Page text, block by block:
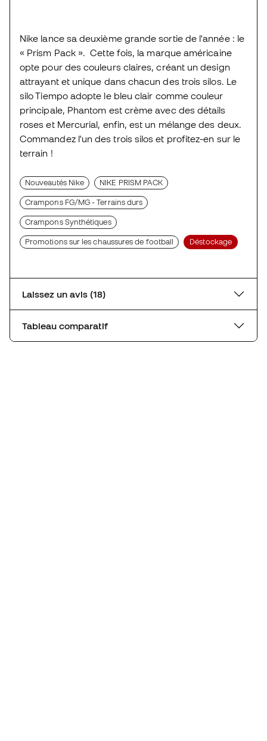
Nike lance sa deuxième grande sortie de l'année : le
« Prism Pack ». Cette fois, la marque américaine
opte pour des couleurs claires, créant un design
attrayant et unique dans chacun des trois silos. Le
silo Tiempo adopte le bleu clair comme couleur
principale, Phantom est crème avec des détails
roses et Mercurial, enfin, est un mélange des deux.
Commandez l'un des trois silos et profitez-en sur le
terrain !
Nouveautés Nike NIKE PRISM PACK
Crampons FG/MG - Terrains durs
Crampons Synthétiques
Promotions sur les chaussures de football Déstockage
Laissez un avis (18)
Tableau comparatif